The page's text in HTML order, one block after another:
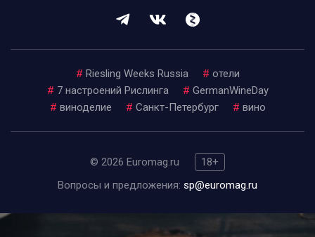
# Riesling Weeks Russia # отели
# 7 настроений Рислинга # GermanWineDay
# виноделие # Санкт-Петербург # вино
© 2026 Euromag.ru
18+
Вопросы и предложения: sp@euromag.ru